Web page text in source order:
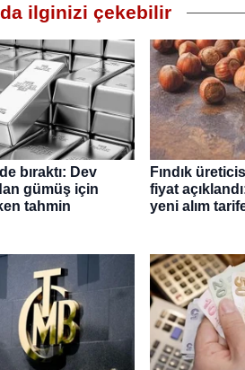
ilginizi çekebilir
bıraktı: Dev
gümüş için
tahmin
Fındık
fiyat
yeni alım